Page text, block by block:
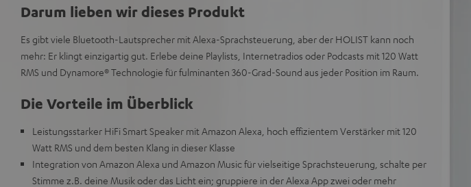
Darum lieben wir dieses Produkt
Es gibt viele Bluetooth-Lautsprecher mit Alexa-Sprachsteuerung, aber der HOLIST kann noch
mehr: Er klingt einzigartig gut. Erlebe deine Playlists, Internetradios oder Podcasts mit 120 Watt
RMS und Dynamore® Technologie für fulminanten 360-Grad-Sound aus jeder Position im Raum.
Die Vorteile im Überblick
Leistungsstarker HiFi Smart Speaker mit Amazon Alexa, hoch effizientem Verstärker mit 120
Watt RMS und dem besten Klang in dieser Klasse
Integration von Amazon Alexa und Amazon Music für vielseitige Sprachsteuerung, schalte per
Stimme z.B. deine Musik oder das Licht ein; gruppiere in der Alexa App zwei oder mehr